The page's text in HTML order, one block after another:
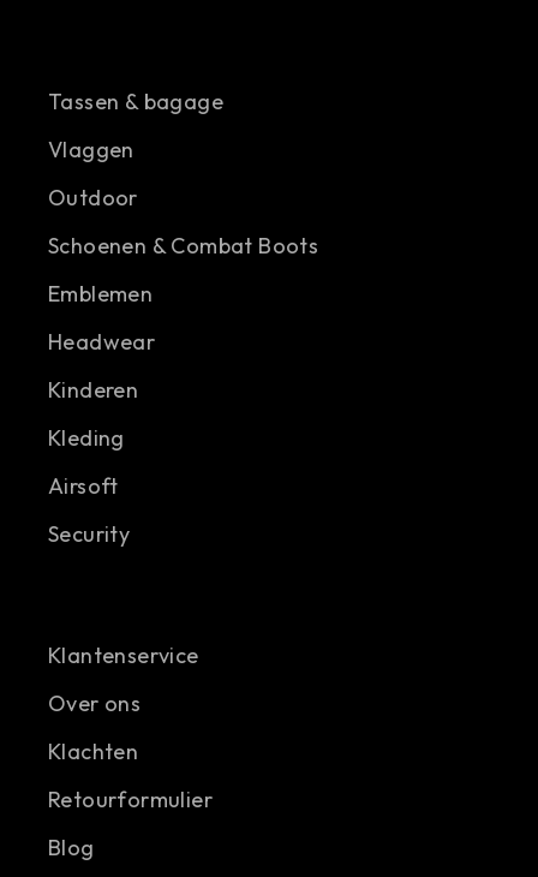
Tassen & bagage
Vlaggen
Outdoor
Schoenen & Combat Boots
Emblemen
Headwear
Kinderen
Kleding
Airsoft
Security
Klantenservice
Over ons
Klachten
Retourformulier
Blog